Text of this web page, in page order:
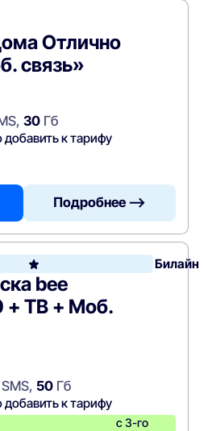
Отлично
связь»
30Гб
к тарифу
Подробнее —>
Билайн
bee
+ ТВ + Моб.
50Гб
к тарифу
с 3-го